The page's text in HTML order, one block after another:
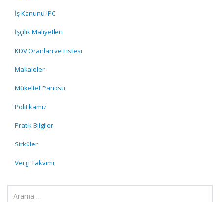
İş Kanunu IPC
İşçilik Maliyetleri
KDV Oranları ve Listesi
Makaleler
Mükellef Panosu
Politikamız
Pratik Bilgiler
Sirküler
Vergi Takvimi